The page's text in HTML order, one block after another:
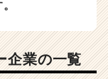
企業の一覧